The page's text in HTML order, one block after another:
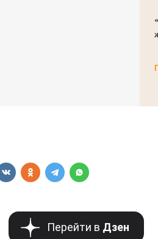
Перейти в Дзен